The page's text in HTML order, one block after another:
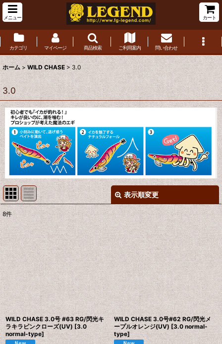
メニュー カート
カテゴリ マイページ 商品検索 ご利用案内 問い合わせ
ホーム > WILD CHASE > 3.0
3.0
表示順変更
表示数 :
並び順:
絞り込む
8件
WILD CHASE 3.0号 #63 RG/閃光キ
ラキラピンクローズ(UV) [3.0
normal-type]
WILD CHASE 3.0号#62 RG/閃光メ
ープルオレンジ(UV) [3.0 normal-
type]